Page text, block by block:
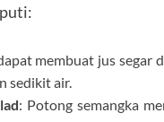
membuat jus segar
sedikit air.
: Potong semangka